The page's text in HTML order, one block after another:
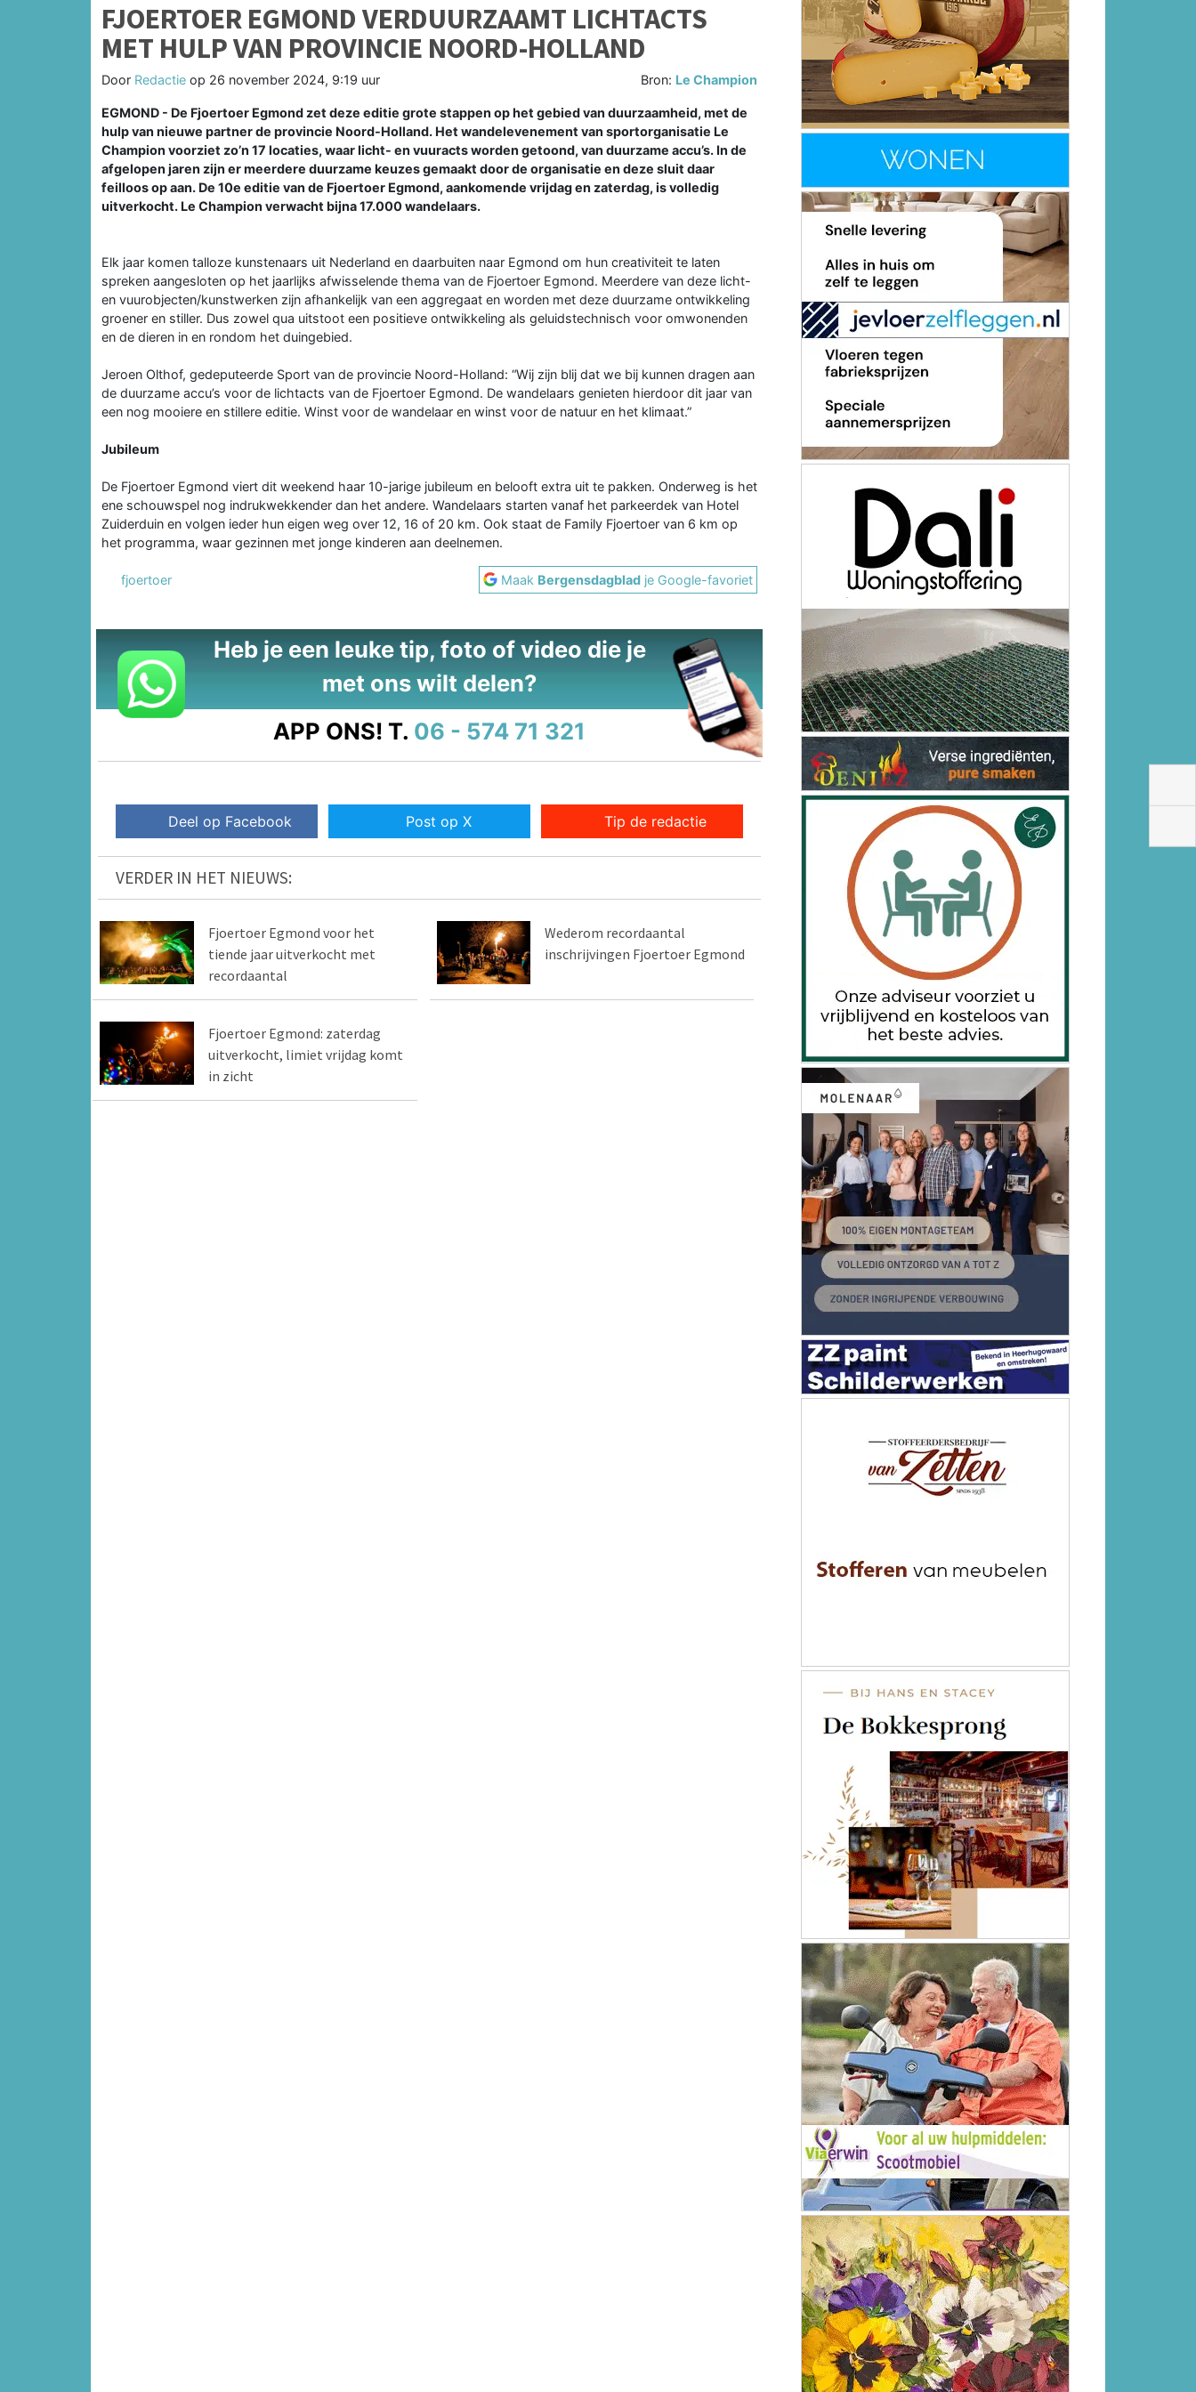
FJOERTOER EGMOND VERDUURZAAMT LICHTACTS
MET HULP VAN PROVINCIE NOORD-HOLLAND
Door Redactie op 26 november 2024, 9:19 uur Bron: Le Champion
EGMOND - De Fjoertoer Egmond zet deze editie grote stappen op het gebied van duurzaamheid, met de
hulp van nieuwe partner de provincie Noord-Holland. Het wandelevenement van sportorganisatie Le
Champion voorziet zo’n 17 locaties, waar licht- en vuuracts worden getoond, van duurzame accu’s. In de
afgelopen jaren zijn er meerdere duurzame keuzes gemaakt door de organisatie en deze sluit daar
feilloos op aan. De 10e editie van de Fjoertoer Egmond, aankomende vrijdag en zaterdag, is volledig
uitverkocht. Le Champion verwacht bijna 17.000 wandelaars.
Elk jaar komen talloze kunstenaars uit Nederland en daarbuiten naar Egmond om hun creativiteit te laten
spreken aangesloten op het jaarlijks afwisselende thema van de Fjoertoer Egmond. Meerdere van deze licht-
en vuurobjecten/kunstwerken zijn afhankelijk van een aggregaat en worden met deze duurzame ontwikkeling
groener en stiller. Dus zowel qua uitstoot een positieve ontwikkeling als geluidstechnisch voor omwonenden
en de dieren in en rondom het duingebied.
Jeroen Olthof, gedeputeerde Sport van de provincie Noord-Holland: “Wij zijn blij dat we bij kunnen dragen aan
de duurzame accu’s voor de lichtacts van de Fjoertoer Egmond. De wandelaars genieten hierdoor dit jaar van
een nog mooiere en stillere editie. Winst voor de wandelaar en winst voor de natuur en het klimaat.”
Jubileum
De Fjoertoer Egmond viert dit weekend haar 10-jarige jubileum en belooft extra uit te pakken. Onderweg is het
ene schouwspel nog indrukwekkender dan het andere. Wandelaars starten vanaf het parkeerdek van Hotel
Zuiderduin en volgen ieder hun eigen weg over 12, 16 of 20 km. Ook staat de Family Fjoertoer van 6 km op
het programma, waar gezinnen met jonge kinderen aan deelnemen.
fjoertoer Maak Bergensdagblad je Google-favoriet
Heb je een leuke tip, foto of video die je
met ons wilt delen?
APP ONS! T. 06 - 574 71 321
Deel op Facebook Post op X Tip de redactie
VERDER IN HET NIEUWS:
Fjoertoer Egmond voor het
tiende jaar uitverkocht met
recordaantal
Wederom recordaantal
inschrijvingen Fjoertoer Egmond
Fjoertoer Egmond: zaterdag
uitverkocht, limiet vrijdag komt
in zicht